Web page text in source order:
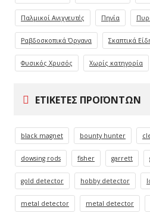
Παλμικοί Ανιχνευτές Πηνία
Ραβδοσκοπικά Όργανα Σκαπτικά
Φυσικός Χρυσός Χωρίς κατηγορία
ΕΤΙΚΈΤΕΣ ΠΡΟΪΌΝΤΩΝ
black magnet bounty hunter
dowsing rods fisher garrett
gold detector hobby detector
metal detector metal detector